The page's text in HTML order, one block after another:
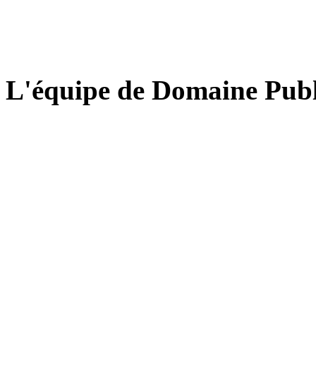
L'équipe de Domaine